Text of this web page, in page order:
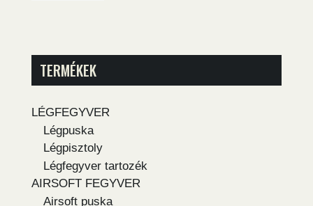
TERMÉKEK
LÉGFEGYVER
Légpuska
Légpisztoly
Légfegyver tartozék
AIRSOFT FEGYVER
Airsoft puska